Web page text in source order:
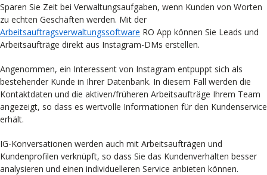
Sparen Sie Zeit bei Verwaltungsaufgaben, wenn Kunden von Worten
zu echten Geschäften werden. Mit der
Arbeitsauftragsverwaltungssoftware RO App können Sie Leads und
Arbeitsaufträge direkt aus Instagram-DMs erstellen.
Angenommen, ein Interessent von Instagram entpuppt sich als
bestehender Kunde in Ihrer Datenbank. In diesem Fall werden die
Kontaktdaten und die aktiven/früheren Arbeitsaufträge Ihrem Team
angezeigt, so dass es wertvolle Informationen für den Kundenservice
erhält.
IG-Konversationen werden auch mit Arbeitsaufträgen und
Kundenprofilen verknüpft, so dass Sie das Kundenverhalten besser
analysieren und einen individuelleren Service anbieten können.